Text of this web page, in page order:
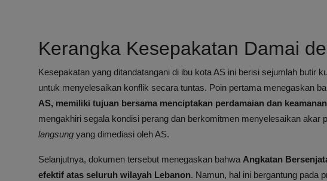
Kerangka Kesepakatan Damai
Kesepakatan yang ditandatangani di ibu kota AS ini berisi sejumlah butir
untuk menyelesaikan konflik secara tuntas. Poin pertama menegaskan
AS, memiliki tujuan bersama menciptakan perdamaian dan
mengakhiri segala kondisi perang dan berkomitmen menyelesaikan akar
langsung yang dimediasi oleh AS.
Selanjutnya, dokumen tersebut menegaskan bahwaAngkatan
efektif atas seluruh wilayah Lebanon. Namun, hal ini bergantung pada